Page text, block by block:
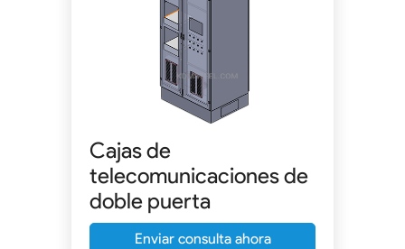
Cajas de
telecomunicaciones de
doble puerta
Enviar consulta ahora